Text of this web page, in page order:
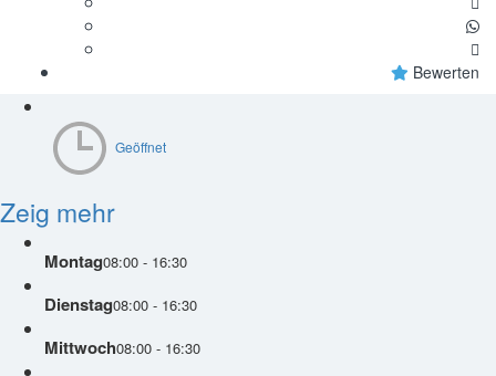
Bewerten
Geöffnet
Zeig mehr
Montag08:00 - 16:30
Dienstag08:00 - 16:30
Mittwoch08:00 - 16:30